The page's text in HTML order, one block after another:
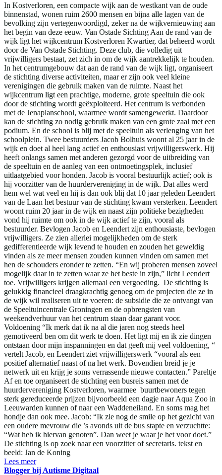
In Kostverloren, een compacte wijk aan de westkant van de oude
binnenstad, wonen ruim 2600 mensen en bijna alle lagen van de
bevolking zijn vertegenwoordigd, zeker na de wijkvernieuwing aan
het begin van deze eeuw. Van Ostade Sichting Aan de rand van de
wijk ligt het wijkcentrum Kostverloren Kwartier, dat beheerd wordt
door de Van Ostade Stichting. Deze club, die volledig uit
vrijwilligers bestaat, zet zich in om de wijk aantrekkelijk te houden.
In het centrumgebouw dat aan de rand van de wijk ligt, organiseert
de stichting diverse activiteiten, maar er zijn ook veel kleine
verenigingen die gebruik maken van de ruimte. Naast het
wijkcentrum ligt een prachtige, moderne, grote speeltuin die ook
door de stichting wordt geëxploiteerd. Het centrum is verbonden
met de Jenaplanschool, waarmee wordt samengewerkt. Daardoor
kan de stichting zo nodig gebruik maken van een grote zaal met een
podium. En de school is blij met de speeltuin als verlenging van het
schoolplein. Twee bestuurders Jacob Bolhuis woont al 25 jaar in de
wijk en doet al heel lang actief en enthousiast vrijwilligerswerk. Hij
heeft onlangs samen met anderen gezorgd voor de uitbreiding van
de speeltuin en de aanleg van een ontmoetingsplek, inclusief
uitlaatgebied voor honden. Jacob is vooral bestuurlijk actief; ook is
hij voorzitter van de huurdervereniging in de wijk. Dat alles werd
hem wel wat veel en hij is dan ook blij dat 10 jaar geleden Leendert
van de Laan het bestuur van de stichting kwam versterken. Leendert
woont ruim 20 jaar in de wijk en naast zijn politieke bezigheden
vond hij ruimte om ook in de wijk actief te zijn, vooral als
bestuurder. Bevlogen Jacob en Leendert zijn enthousiaste, bevlogen
vrijwilligers. Ze zien allerlei mogelijkheden om de sterk
gedifferentieerde wijk levend te houden en zouden het geweldig
vinden als ze meer mensen zouden kunnen vinden om samen met
hen de schouders eronder te zetten. “En wij proberen mensen zoveel
mogelijk daar in te zetten waar ze het beste in zijn,” licht Leendert
toe. Vrijwilligers krijgen allemaal een vergoeding. De stichting is
gelukkig financieel draagkrachtig genoeg om de projecten die ze in
de wijk wil realiseren uit te voeren: de subsidie die ze ontvangt van
de Speeltuincentrale Groningen en de opbrengsten van
weekendverhuur van het centrum staan daar garant voor.
Voldoening “Ik merk dat ik na al die jaren nog steeds heel
gemotiveerd ben om dit werk te doen. Het ligt mij en ik zie dingen
ontstaan door mijn inspanningen en dat geeft mij veel voldoening, “
vertelt Jacob, en Leendert ziet vrijwilligerswerk “vooral als een
positief alternatief naast of na het werk. Bovendien breid je je
netwerk uit en krijg je soms verrassende nieuwe contacten.” Pareltje
Af en toe organiseert de stichting een busreis samen met de
huurdervereniging Kostverloren, waarmee buurtbewoners tegen
sterk gereduceerde prijzen bijvoorbeeld een dagje naar Aqua Zoo in
Leeuwarden kunnen of naar een Waddeneiland. En soms mag het
hondje dan ook mee. Jacob: “Ik zie nog de smile op het gezicht van
een oudere mevrouw die ’s avonds uit de bus stapte en verzuchtte:
“Wat heb ik hiervan genoten”. Dan weet je waar je het voor doet.”
De stichting is op zoek naar een voorzitter of secretaris. tekst en
beeld: Jan de Koning
Lees meer
Blogger bij Autisme Digitaal